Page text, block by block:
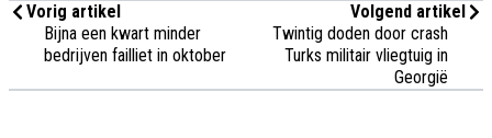
Vorig artikel
Bijna een kwart minder
bedrijven failliet in oktober
Volgend artikel
Twintig doden door crash
Turks militair vliegtuig in
Georgië